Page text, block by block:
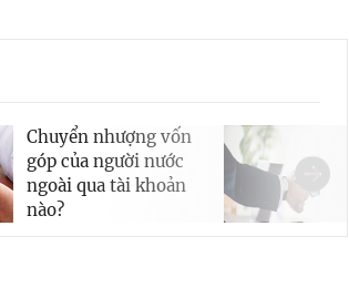
Chuyển nhượng vốn
góp của người nước
ngoài qua tài khoản
nào?